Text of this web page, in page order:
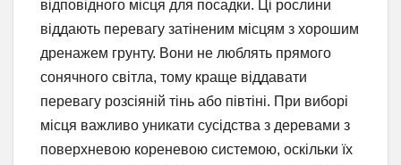
відповідного місця для посадки. Ці рослини
віддають перевагу затіненим місцям з хорошим
дренажем грунту. Вони не люблять прямого
сонячного світла, тому краще віддавати
перевагу розсіяній тінь або півтіні. При виборі
місця важливо уникати сусідства з деревами з
поверхневою кореневою системою, оскільки їх